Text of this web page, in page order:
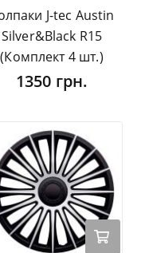
J-tec Austin
Silver&Black R15
(Комплект 4 шт.)
1350 грн.